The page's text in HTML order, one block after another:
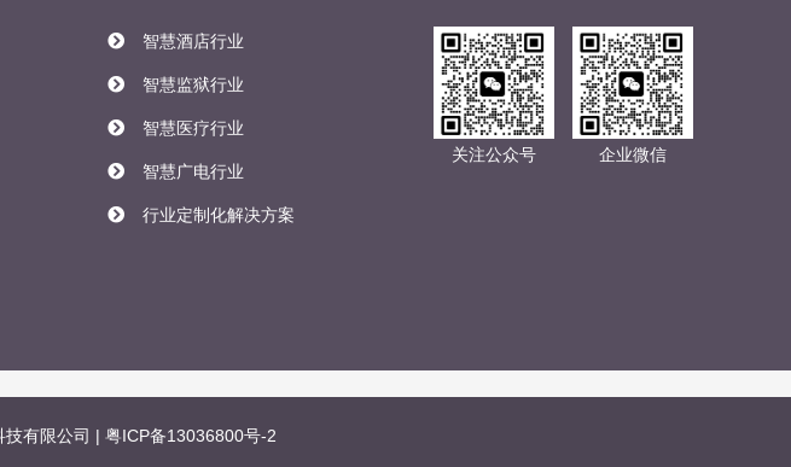
智慧酒店行业
智慧监狱行业
智慧医疗行业
智慧广电行业
行业定制化解决方案
关注公众号 企业微信
有限公司 | 粤ICP备13036800号-2